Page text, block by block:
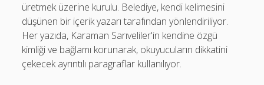
üretmek üzerine kurulu. Belediye, kendi kelimesini
düşünen bir içerik yazarı tarafından yönlendiriliyor.
Her yazıda, Karaman Sarıveliler'in kendine özgü
kimliği ve bağlamı korunarak, okuyucuların dikkatini
çekecek ayrıntılı paragraflar kullanılıyor.